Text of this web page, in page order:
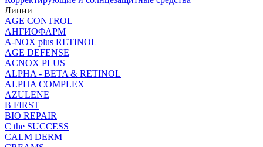
Линии
AGE CONTROL
АНГИОФАРМ
A-NOX plus RETINOL
AGE DEFENSE
ACNOX PLUS
ALPHA - BETA & RETINOL
ALPHA COMPLEX
AZULENE
B FIRST
BIO REPAIR
C the SUCCESS
CALM DERM